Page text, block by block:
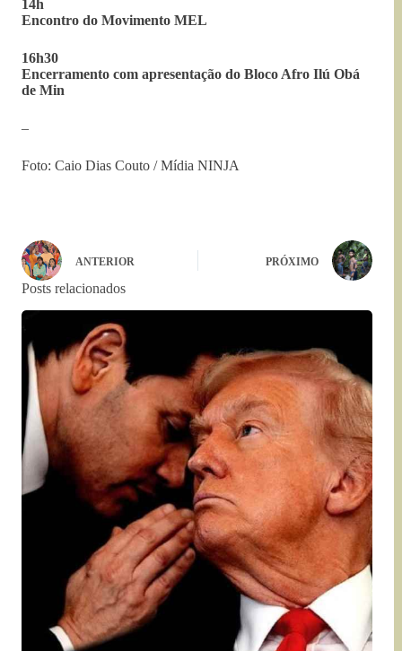
14h
Encontro do Movimento MEL
16h30
Encerramento com apresentação do Bloco Afro Ilú Obá
de Min
–
Foto: Caio Dias Couto / Mídia NINJA
ANTERIOR PRÓXIMO
Posts relacionados